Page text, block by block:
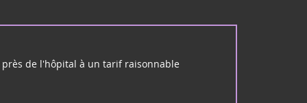
vous donne rendez-vous à Mérignac
pour un concert rock et solidaire :
(33)
de l'hôpital à un tarif raisonnable